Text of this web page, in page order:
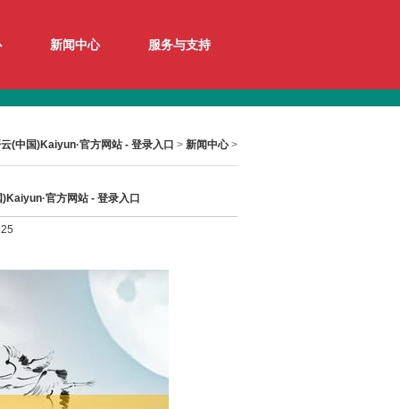
新闻中心 服务与支持
(中国)Kaiyun·官方网站 - 登录入口 > 新闻中心>
官方网站 - 登录入口